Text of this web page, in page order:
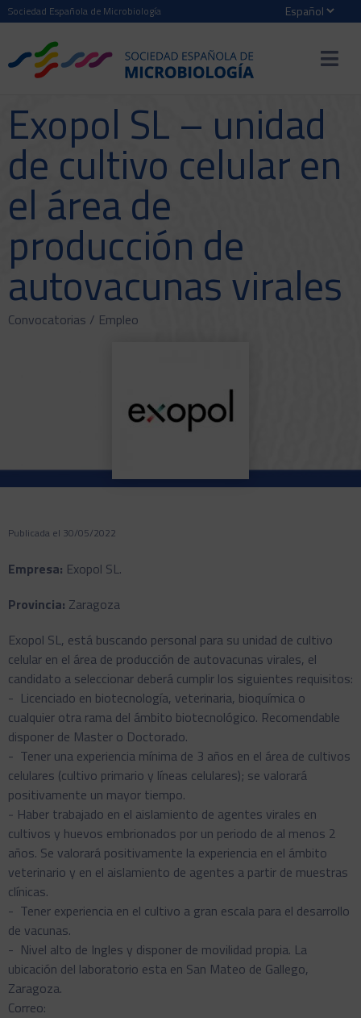
Sociedad Española de Microbiología
Exopol SL – unidad
de cultivo celular en
el área de
producción de
autovacunas virales
Convocatorias / Empleo
Publicada el 30/05/2022
Empresa: Exopol SL.
Provincia: Zaragoza
Exopol SL, está buscando personal para su unidad de cultivo
celular en el área de producción de autovacunas virales, el
candidato a seleccionar deberá cumplir los siguientes requisitos:
- Licenciado en biotecnología, veterinaria, bioquímica o
cualquier otra rama del ámbito biotecnológico. Recomendable
disponer de Master o Doctorado.
- Tener una experiencia mínima de 3 años en el área de cultivos
celulares (cultivo primario y líneas celulares); se valorará
positivamente un mayor tiempo.
- Haber trabajado en el aislamiento de agentes virales en
cultivos y huevos embrionados por un periodo de al menos 2
años. Se valorará positivamente la experiencia en el ámbito
veterinario y en el aislamiento de agentes a partir de muestras
clínicas.
- Tener experiencia en el cultivo a gran escala para el desarrollo
de vacunas.
- Nivel alto de Ingles y disponer de movilidad propia. La
ubicación del laboratorio esta en San Mateo de Gallego,
Zaragoza.
Correo: